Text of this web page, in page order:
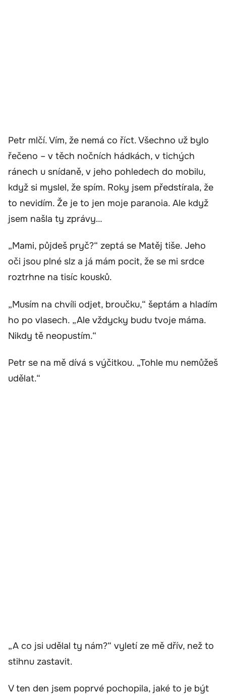
Petr mlčí. Vím, že nemá co říct. Všechno už bylo
řečeno – v těch nočních hádkách, v tichých
ránech u snídaně, v jeho pohledech do mobilu,
když si myslel, že spím. Roky jsem předstírala, že
to nevidím. Že je to jen moje paranoia. Ale když
jsem našla ty zprávy…
„Mami, půjdeš pryč?“ zeptá se Matěj tiše. Jeho
oči jsou plné slz a já mám pocit, že se mi srdce
roztrhne na tisíc kousků.
„Musím na chvíli odjet, broučku,“ šeptám a hladím
ho po vlasech. „Ale vždycky budu tvoje máma.
Nikdy tě neopustím.“
Petr se na mě dívá s výčitkou. „Tohle mu nemůžeš
udělat.“
„A co jsi udělal ty nám?“ vyletí ze mě dřív, než to
stihnu zastavit.
V ten den jsem poprvé pochopila, jaké to je být